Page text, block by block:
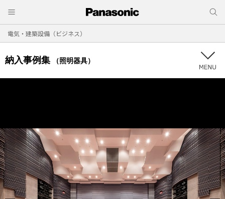
電気・建築設備（ビジネス）
納入事例集 （照明器具）